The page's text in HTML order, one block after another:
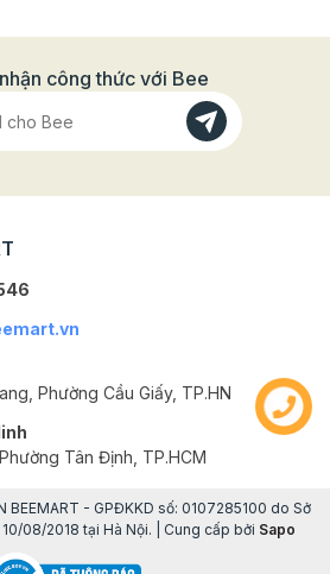
tự nhiên giảm hoàn toàn chất
tiếp hoặc để làm các loại bánh
thoáng mát, sau khi mở nắp thì
mát tủ lạnh, hạn sử dụng là 3
công thức với Bee
Phường Cầu Giấy, TP.HN
Tân Định, TP.HCM
BEEMART - GPĐKKD số: 0107285100 do Sở
08/2018 tại Hà Nội. | Cung cấp bởi Sapo